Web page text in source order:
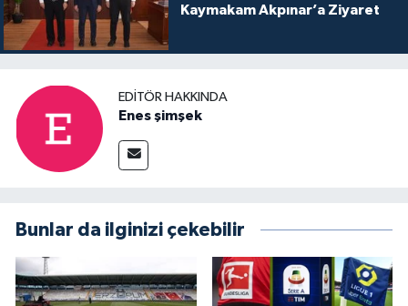
Kaymakam Akpınar’a Ziyaret
EDITÖR HAKKINDA
Enes şimşek
Bunlar da ilginizi çekebilir